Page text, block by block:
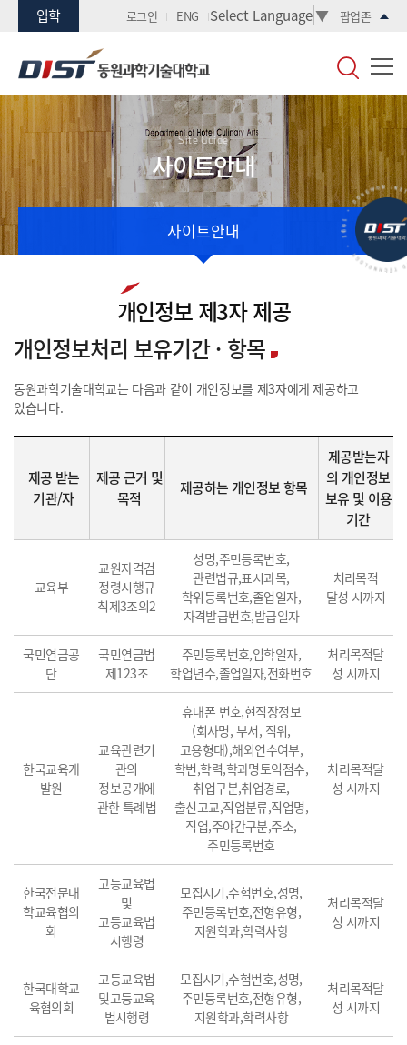
입학 로그인 ENG Select Language▼ 팝업존
Site Guide
사이트안내
사이트안내
개인정보 제3자 제공
개인정보처리 보유기간 · 항목
동원과학기술대학교는 다음과 같이 개인정보를 제3자에게 제공하고
있습니다.
제공 받는
기관/자
제공 근거 및
목적
제공하는 개인정보 항목
제공받는자
의 개인정보
보유 및 이용
기간
교육부
교원자격검
정령시행규
칙제3조의2
성명,주민등록번호,
관련법규,표시과목,
학위등록번호,졸업일자,
자격발급번호,발급일자
처리목적
달성 시까지
국민연금공
단
국민연금법
제123조
주민등록번호,입학일자,
학업년수,졸업일자,전화번호
처리목적달
성 시까지
한국교육개
발원
교육관련기
관의
정보공개에
관한 특례법
휴대폰 번호,현직장정보
(회사명, 부서, 직위,
고용형태),해외연수여부,
학번,학력,학과명토익점수,
취업구분,취업경로,
출신고교,직업분류,직업명,
직업,주야간구분,주소,
주민등록번호
처리목적달
성 시까지
한국전문대
학교육협의
회
고등교육법
및
고등교육법
시행령
모집시기,수험번호,성명,
주민등록번호,전형유형,
지원학과,학력사항
처리목적달
성 시까지
한국대학교
육협의회
고등교육법
및고등교육
법시행령
모집시기,수험번호,성명,
주민등록번호,전형유형,
지원학과,학력사항
처리목적달
성 시까지